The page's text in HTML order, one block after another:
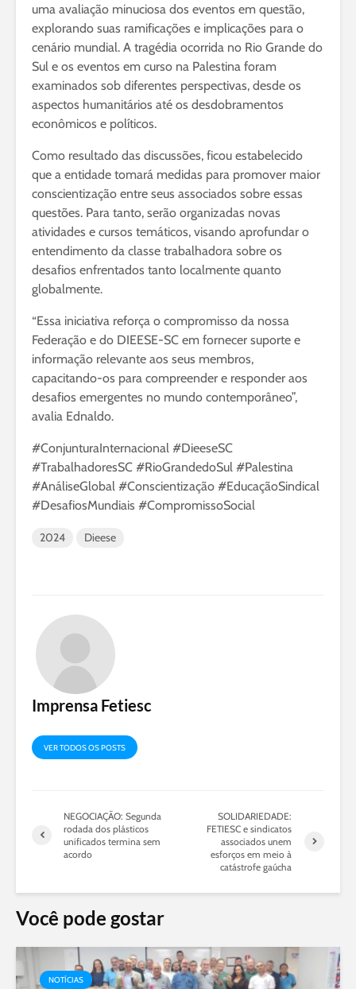
uma avaliação minuciosa dos eventos em questão,
explorando suas ramificações e implicações para o
cenário mundial. A tragédia ocorrida no Rio Grande do
Sul e os eventos em curso na Palestina foram
examinados sob diferentes perspectivas, desde os
aspectos humanitários até os desdobramentos
econômicos e políticos.
Como resultado das discussões, ficou estabelecido
que a entidade tomará medidas para promover maior
conscientização entre seus associados sobre essas
questões. Para tanto, serão organizadas novas
atividades e cursos temáticos, visando aprofundar o
entendimento da classe trabalhadora sobre os
desafios enfrentados tanto localmente quanto
globalmente.
“Essa iniciativa reforça o compromisso da nossa
Federação e do DIEESE-SC em fornecer suporte e
informação relevante aos seus membros,
capacitando-os para compreender e responder aos
desafios emergentes no mundo contemporâneo”,
avalia Ednaldo.
#ConjunturaInternacional #DieeseSC
#TrabalhadoresSC #RioGrandedoSul #Palestina
#AnáliseGlobal #Conscientização #EducaçãoSindical
#DesafiosMundiais #CompromissoSocial
2024 Dieese
Imprensa Fetiesc
VER TODOS OS POSTS
NEGOCIAÇÃO: Segunda
rodada dos plásticos
unificados termina sem
acordo
SOLIDARIEDADE:
FETIESC e sindicatos
associados unem
esforços em meio à
catástrofe gaúcha
Você pode gostar
NOTÍCIAS